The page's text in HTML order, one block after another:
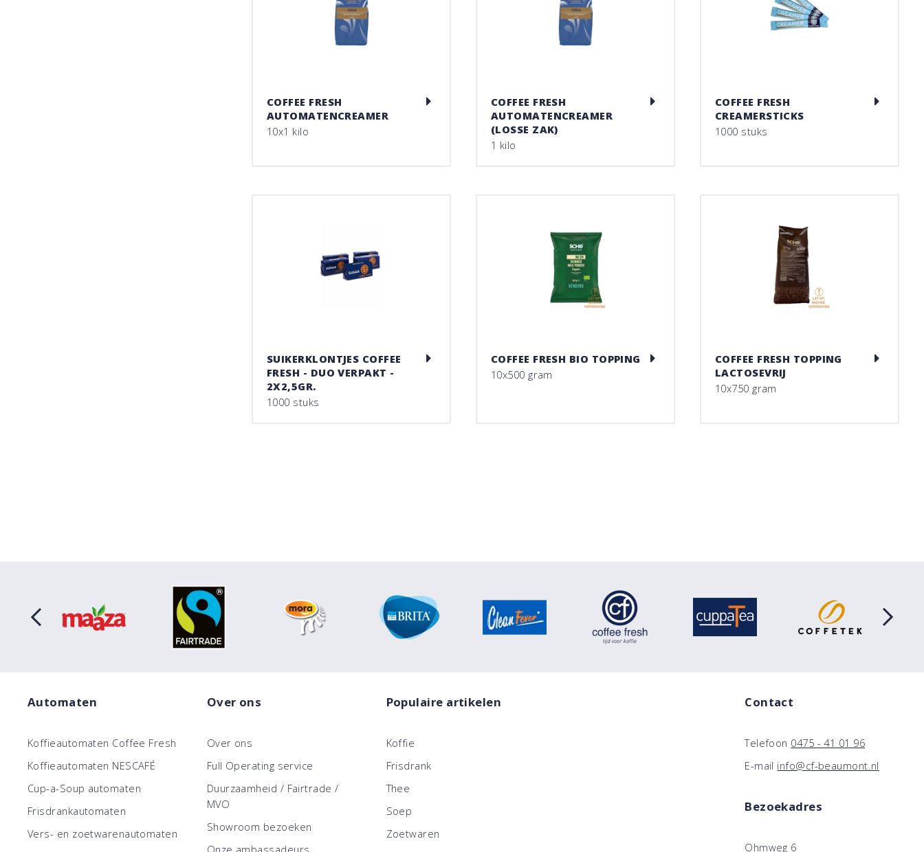
COFFEE FRESH
AUTOMATENCREAMER
10x1 kilo
COFFEE FRESH
AUTOMATENCREAMER
(LOSSE ZAK)
1 kilo
COFFEE FRESH
CREAMERSTICKS
1000 stuks
SUIKERKLONTJES COFFEE
FRESH - DUO VERPAKT -
2X2,5GR.
1000 stuks
COFFEE FRESH BIO TOPPING
10x500 gram
COFFEE FRESH TOPPING
LACTOSEVRIJ
10x750 gram
Automaten
Koffieautomaten Coffee Fresh
Koffieautomaten NESCAFÉ
Cup-a-Soup automaten
Frisdrankautomaten
Vers- en zoetwarenautomaten
Over ons
Over ons
Full Operating service
Duurzaamheid / Fairtrade /
MVO
Showroom bezoeken
Populaire artikelen
Koffie
Frisdrank
Thee
Soep
Zoetwaren
Contact
Telefoon 0475 - 41 01 96
E-mail info@cf-beaumont.nl
Bezoekadres
Ohmweg 6